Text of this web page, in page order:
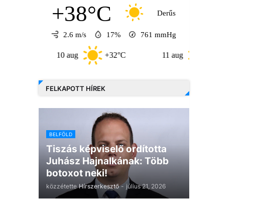
+38°C Derűs
2.6 m/s 17% 761 mmHg
+32°C +35°C
FELKAPOTT HÍREK
BELFÖLD
Tiszás képviselő ordította
Juhász Hajnalkának: Több
botoxot neki!
közzétette Hírszerkesztő - július 21, 2026